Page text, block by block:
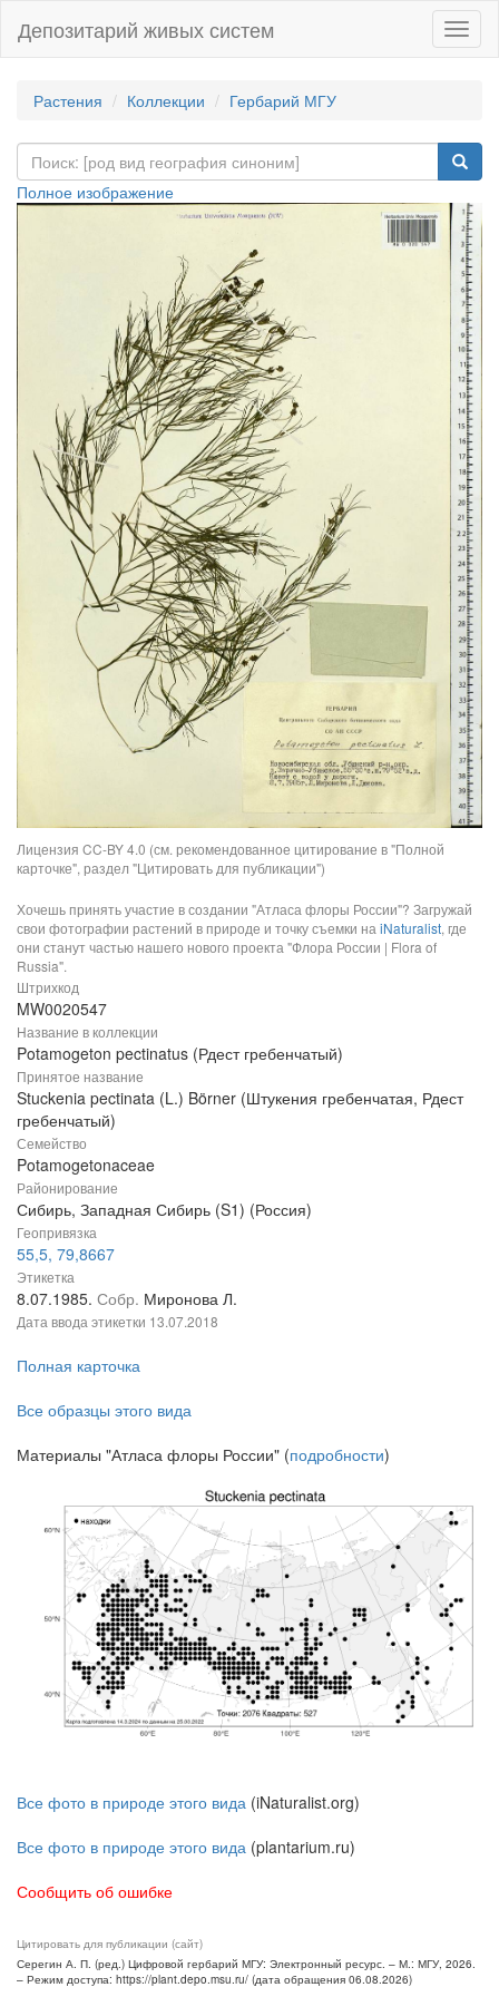
Депозитарий живых систем
Растения Коллекции Гербарий МГУ
Полное изображение
Лицензия CC-BY 4.0 (см. рекомендованное цитирование в "Полной
карточке", раздел "Цитировать для публикации")
Хочешь принять участие в создании "Атласа флоры России"? Загружай
свои фотографии растений в природе и точку съемки наiNaturalist, где
они станут частью нашего нового проекта "Флора России | Flora of
Russia".
Штрихкод
MW0020547
Название в коллекции
Potamogeton pectinatus (Рдест гребенчатый)
Принятое название
Stuckenia pectinata (L.) Börner (Штукения гребенчатая, Рдест
гребенчатый)
Семейство
Potamogetonaceae
Районирование
Сибирь, Западная Сибирь (S1) (Россия)
Геопривязка
55,5, 79,8667
Этикетка
8.07.1985. Собр. Миронова Л.
Дата ввода этикетки 13.07.2018
Полная карточка
Все образцы этого вида
Материалы "Атласа флоры России" (подробности)
Все фото в природе этого вида (iNaturalist.org)
Все фото в природе этого вида (plantarium.ru)
Сообщить об ошибке
Цитировать для публикации (сайт)
Серегин А. П. (ред.) Цифровой гербарий МГУ: Электронный ресурс. – М.: МГУ, 2026.
– Режим доступа: https://plant.depo.msu.ru/ (дата обращения 06.08.2026)